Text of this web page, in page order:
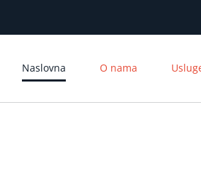
Naslovna O nama